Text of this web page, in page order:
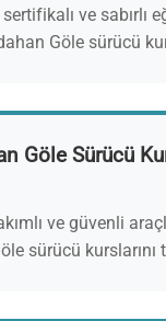
ve sabırlı
Göle sürücü
Göle Sürücü
ve güvenli
sürücü kurslarını